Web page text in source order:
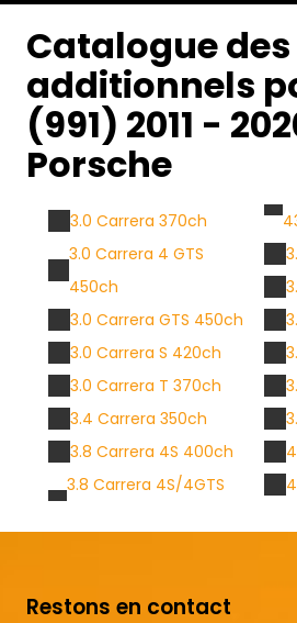
Catalogue
additionnels
(991) 2011 -
Porsche
3.0 Carrera 370ch
3.0 Carrera 4 GTS
450ch
3.0 Carrera GTS 450ch
3.0 Carrera S 420ch
3.0 Carrera T 370ch
3.4 Carrera 350ch
3.8 Carrera 4S 400ch
3.8 Carrera 4S/4GTS
Restons en contact